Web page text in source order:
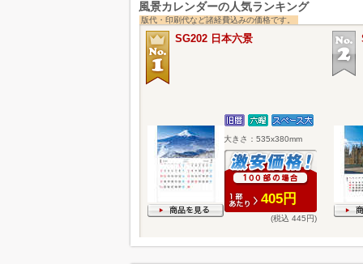
風景カレンダーの人気ランキング
版代・印刷代など諸経費込みの価格です。
SG202 日本六景
大きさ：535x380mm
405円
(税込 445円)